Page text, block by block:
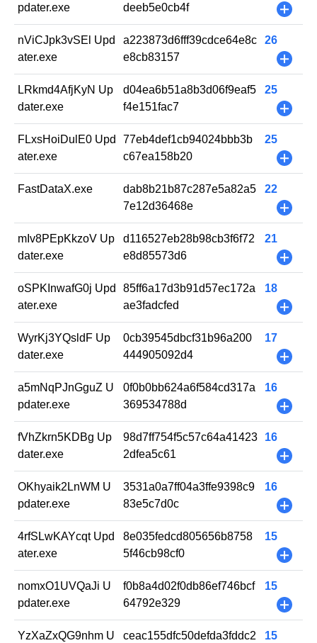
pdater.exe
deeb5e0cb4f
+
nViCJpk3vSEl Upd
ater.exe
a223873d6fff39cdce64e8c
e8cb83157
26
+
LRkmd4AfjKyN Up
dater.exe
d04ea6b51a8b3d06f9eaf5
f4e151fac7
25
+
FLxsHoiDulE0 Upd
ater.exe
77eb4def1cb94024bbb3b
c67ea158b20
25
+
FastDataX.exe
dab8b21b87c287e5a82a5
7e12d36468e
22
+
mIv8PEpKkzoV Up
dater.exe
d116527eb28b98cb3f6f72
e8d85573d6
21
+
oSPKInwafG0j Upd
ater.exe
85ff6a17d3b91d57ec172a
ae3fadcfed
18
+
WyrKj3YQsldF Up
dater.exe
0cb39545dbcf31b96a200
444905092d4
17
+
a5mNqPJnGguZ U
pdater.exe
0f0b0bb624a6f584cd317a
369534788d
16
+
fVhZkrn5KDBg Up
dater.exe
98d7ff754f5c57c64a41423
2dfea5c61
16
+
OKhyaik2LnWM U
pdater.exe
3531a0a7ff04a3ffe9398c9
83e5c7d0c
16
+
4rfSLwKAYcqt Upd
ater.exe
8e035fedcd805656b8758
5f46cb98cf0
15
+
nomxO1UVQaJi U
pdater.exe
f0b8a4d02f0db86ef746bcf
64792e329
15
+
YzXaZxQG9nhm U ceac155dfc50defda3fddc2 15